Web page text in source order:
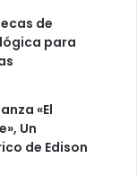
de
para
«El
Un
de Edison